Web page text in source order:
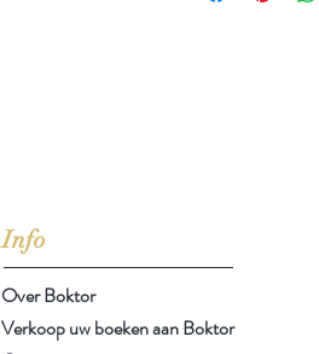
Info
Over Boktor
Verkoop uw boeken aan Boktor